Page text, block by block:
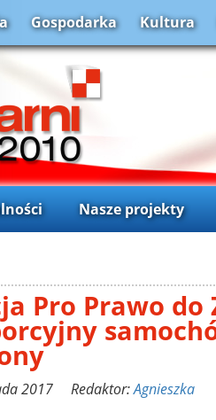
Gospodarka Kultura
Nasze projekty
Pro Prawo do
2017 Redaktor:Agnieszka